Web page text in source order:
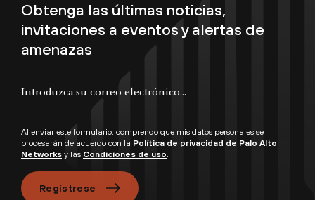
Obtenga las últimas noticias,
invitaciones a eventos y alertas de
amenazas
Al enviar este formulario, comprendo que mis datos personales se
procesarán de acuerdo con la Política de privacidad de Palo Alto
Networks y las Condiciones de uso.
Regístrese